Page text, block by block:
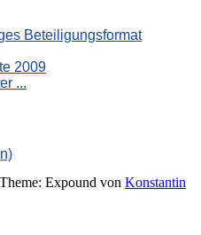
Beteiligungsformat
2009
...
Theme: Expound von Konstantin